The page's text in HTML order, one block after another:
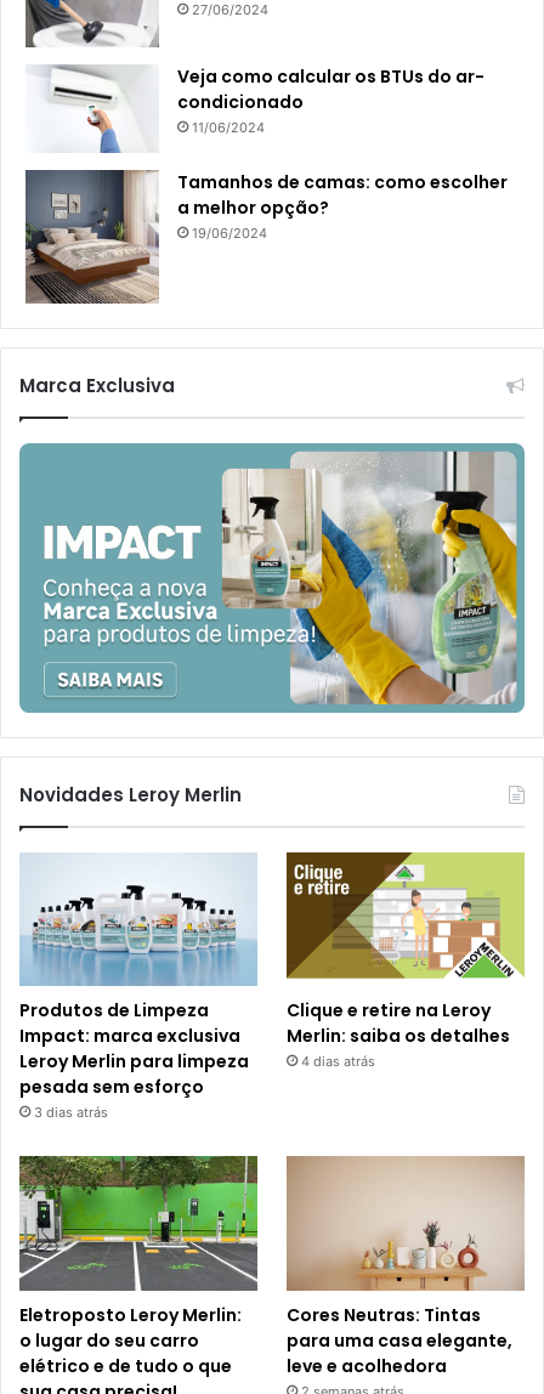
27/06/2024
Veja como calcular os BTUs do ar-
condicionado
11/06/2024
Tamanhos de camas: como escolher
a melhor opção?
19/06/2024
Marca Exclusiva
Novidades Leroy Merlin
Produtos de Limpeza
Impact: marca exclusiva
Leroy Merlin para limpeza
pesada sem esforço
3 dias atrás
Clique e retire na Leroy
Merlin: saiba os detalhes
4 dias atrás
Eletroposto Leroy Merlin:
o lugar do seu carro
elétrico e de tudo o que
Cores Neutras: Tintas
para uma casa elegante,
leve e acolhedora